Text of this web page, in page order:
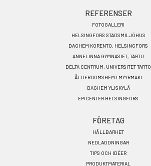
REFERENSER
FOTOGALLERI
HELSINGFORS STADSMILJÖHUS
DAGHEM KORENTO, HELSINGFORS
ANNELINNA GYMNASIET, TARTU
DELTA CENTRUM, UNIVERSITET TARTO
ÅLDERDOMSHEM I MYYRMÄKI
DAGHEM YLISKYLÄ
EPICENTER HELSINGFORS
FÖRETAG
HÅLLBARHET
NEDLADDNINGAR
TIPS OCH IDÉER
PRODUKTMATERIAL